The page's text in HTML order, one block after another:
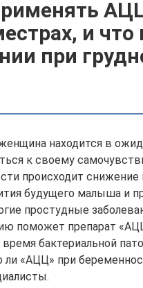
и
при
находится в
к своему
происходит
будущего малыша и
простудные
поможет препарат
бактериальной
ли «АЦЦ» при